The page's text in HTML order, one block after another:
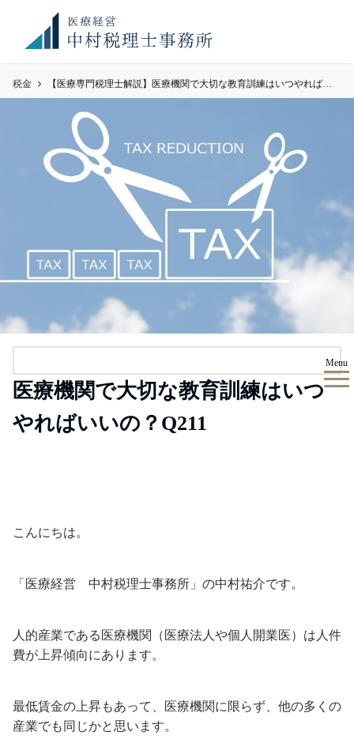
お知
らせ
満席御礼！ 現在、顧問先件数が上限に達しております。令
和8年度のご予約のご希望のみ、お問い合わせください。
Menu
税金 【医療専門税理士解説】医療機関で大切な教育訓練はいつやればいいの?Q211
医療機関で大切な教育訓練はいつ
やればいいの？Q211
こんにちは。
「医療経営 中村税理士事務所」の中村祐介です。
人的産業である医療機関（医療法人や個人開業医）は人件
費が上昇傾向にあります。
最低賃金の上昇もあって、医療機関に限らず、他の多くの
産業でも同じかと思います。